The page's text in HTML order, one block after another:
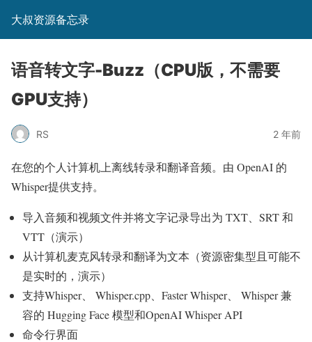
大叔资源备忘录
语音转文字-Buzz（CPU版，不需要
GPU支持）
RS 2 年前
在您的个人计算机上离线转录和翻译音频。由 OpenAI 的
Whisper提供支持。
导入音频和视频文件并将文字记录导出为 TXT、SRT 和
VTT（演示）
从计算机麦克风转录和翻译为文本（资源密集型且可能不
是实时的，演示）
支持Whisper、 Whisper.cpp、Faster Whisper、 Whisper 兼
容的 Hugging Face 模型和OpenAI Whisper API
命令行界面